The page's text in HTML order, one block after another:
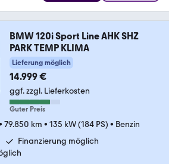
BMW 120i Sport Line AHK SHZ
PARK TEMP KLIMA
Lieferung möglich
14.999 €
ggf. zzgl. Lieferkosten
Guter Preis
79.850 km • 135 kW (184 PS) • Benzin
Finanzierung möglich